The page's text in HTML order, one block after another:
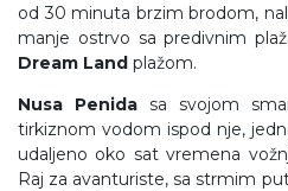
od 30 minuta brzim brodom,
manje ostrvo sa predivnim
Dream Land plažom.
Nusa Penida sa svojom
tirkiznom vodom ispod nje,
udaljeno oko sat vremena
Raj za avanturiste, sa strmim